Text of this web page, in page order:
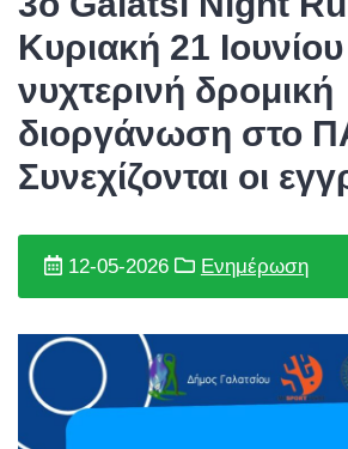
Κυριακή 21
νυχτερινή δρομική
διοργάνωση στο
Συνεχίζονται οι
12-05-2026 Ενημέρωση